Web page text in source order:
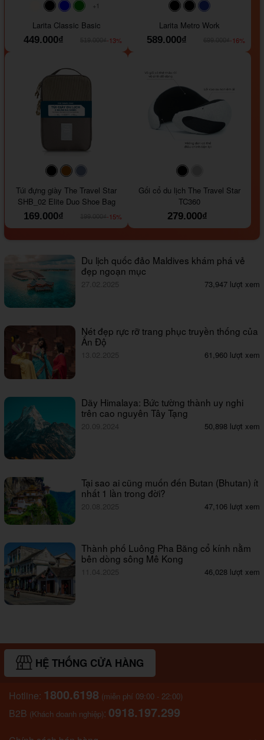
#faf0e6
#000000#0000FF#008000
+1
Larita Classic Basic
449.000₫
-13%
#000000#000000
Larita Metro Work
589.000₫
-16%
#000000#964B00
Túi đựng giày The Travel Star
SHB_02 Elite Duo Shoe Bag
169.000₫
-15%
#000000
Gối cổ du lịch The Travel Star
TC360
279.000₫
Du lịch quốc đảo Maldives khám phá vẻ
đẹp ngoạn mục
27.02.2025 73,947 lượt xem
Nét đẹp rực rỡ trang phục truyền thống của
Ấn Độ
13.02.2025 61,960 lượt xem
Dãy Himalaya: Bức tường thành uy nghi
trên cao nguyên Tây Tạng
20.09.2024 50,898 lượt xem
Tại sao ai cũng muốn đến Butan (Bhutan) ít
nhất 1 lần trong đời?
20.08.2025 47,106 lượt xem
Thành phố Luông Pha Băng cổ kính nằm
bên dòng sông Mê Kong
11.04.2025 46,028 lượt xem
HỆ THỐNG CỬA HÀNG
Hotline: 1800.6198 (miễn phí 09:00 - 22:00)
B2B (Khách doanh nghiệp): 0918.197.299